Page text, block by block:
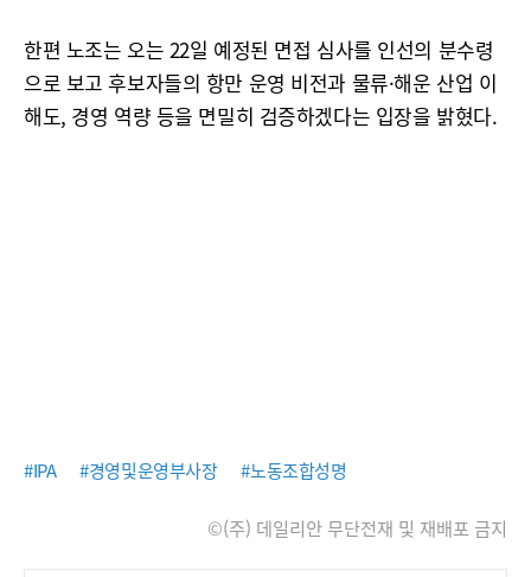
한편 노조는 오는 22일 예정된 면접 심사를 인선의 분수령
으로 보고 후보자들의 항만 운영 비전과 물류·해운 산업 이
해도, 경영 역량 등을 면밀히 검증하겠다는 입장을 밝혔다.
#IPA #경영및운영부사장 #노동조합성명
©(주) 데일리안 무단전재 및 재배포 금지